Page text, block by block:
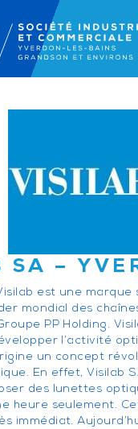
SA –
est une marque
mondial des
PP Holding.
l’activité
un concept
En effet, Visilab
des lunettes
heure seulement.
immédiat.